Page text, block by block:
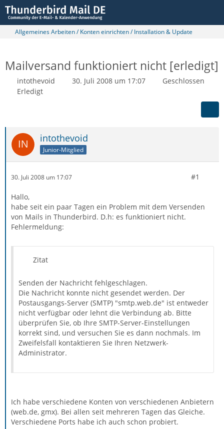
Allgemeines Arbeiten / Konten einrichten / Installation & Update
Mailversand funktioniert nicht [erledigt]
intothevoid 30. Juli 2008 um 17:07
Geschlossen
Erledigt
intothevoid
Junior-Mitglied
30. Juli 2008 um 17:07 #1
Hallo,
habe seit ein paar Tagen ein Problem mit dem Versenden
von Mails in Thunderbird. D.h: es funktioniert nicht.
Fehlermeldung:
Zitat
Senden der Nachricht fehlgeschlagen.
Die Nachricht konnte nicht gesendet werden. Der
Postausgangs-Server (SMTP) "smtp.web.de" ist entweder
nicht verfügbar oder lehnt die Verbindung ab. Bitte
überprüfen Sie, ob Ihre SMTP-Server-Einstellungen
korrekt sind, und versuchen Sie es dann nochmals. Im
Zweifelsfall kontaktieren Sie Ihren Netzwerk-
Administrator.
Ich habe verschiedene Konten von verschiedenen Anbietern
(web.de, gmx). Bei allen seit mehreren Tagen das Gleiche.
Verschiedene Ports habe ich auch schon probiert.